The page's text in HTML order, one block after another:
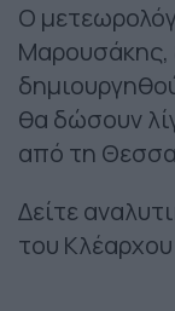
Ο
Μαρουσάκης,
θα δώσουν
από τη
Δείτε
του